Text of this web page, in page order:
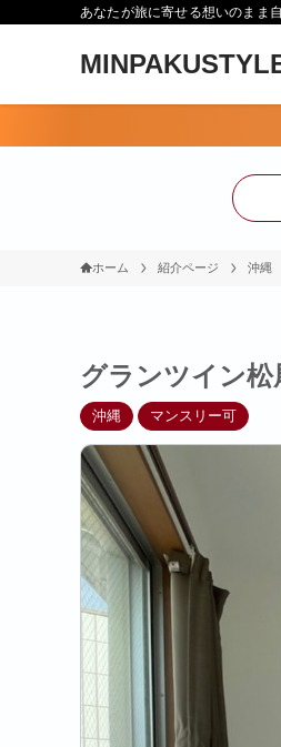
あなたが旅に寄せる想いのまま
ホーム 紹介ページ 沖縄
グランツイン
沖縄 マンスリー可